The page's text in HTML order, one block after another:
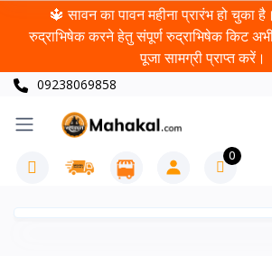
🔱 सावन का पावन महीना प्रारंभ हो चुका
रुद्राभिषेक करने हेतु संपूर्ण रुद्राभिषेक किट
पूजा सामग्री प्राप्त करें।
09238069858
0